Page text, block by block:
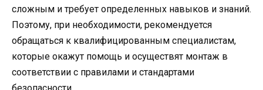
сложным и требует определенных навыков и знаний.
Поэтому, при необходимости, рекомендуется
обращаться к квалифицированным специалистам,
которые окажут помощь и осуществят монтаж в
соответствии с правилами и стандартами